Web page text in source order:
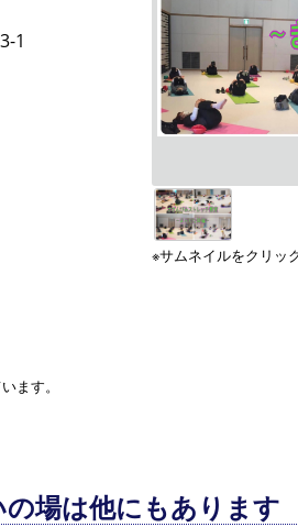
1
ます。
※サムネイルをクリッ
場は他にもあります